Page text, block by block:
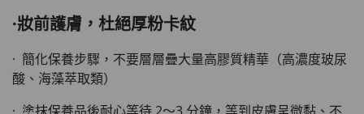
·妝前護膚，杜絕厚粉卡紋
· 簡化保養步驟，不要層層疊大量高膠質精華（高濃度玻尿
酸、海藻萃取類）